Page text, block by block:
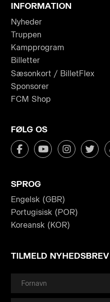
INFORMATION
Nyheder
Truppen
Kampprogram
Billetter
Sæsonkort / BilletFlex
Sponsorer
FCM Shop
FØLG OS
SPROG
Engelsk (GBR)
Portugisisk (POR)
Koreansk (KOR)
TILMELD NYHEDSBREV